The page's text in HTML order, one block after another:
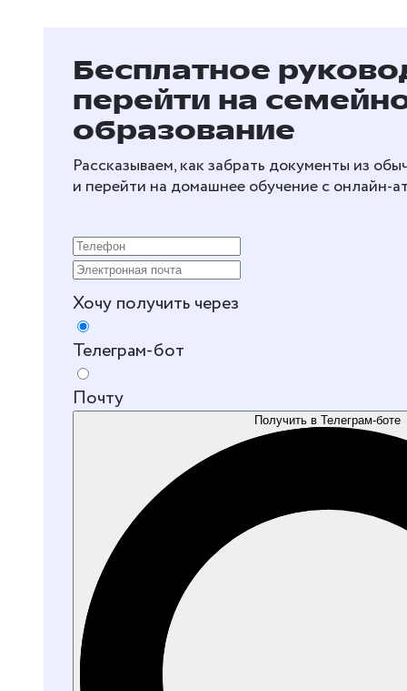
Бесплатное
перейти на
образование
Рассказываем, как забрать документы из
и перейти на домашнее обучение с
Хочу получить через
Телеграм-бот
Почту
Получить в Телеграм-боте